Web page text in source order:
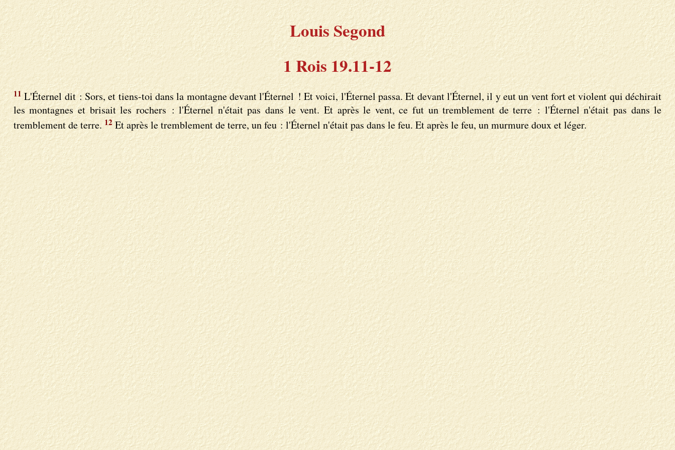
Louis Segond
1 Rois 19.11-12
11L'Éternel dit : Sors, et tiens-toi dans la montagne devant l'Éternel ! Et voici, l'Éternel passa. Et devant l'Éternel, il y eut un vent fort et violent qui déchirait
les montagnes et brisait les rochers : l'Éternel n'était pas dans le vent. Et après le vent, ce fut un tremblement de terre : l'Éternel n'était pas dans le
tremblement de terre.12Et après le tremblement de terre, un feu : l'Éternel n'était pas dans le feu. Et après le feu, un murmure doux et léger.